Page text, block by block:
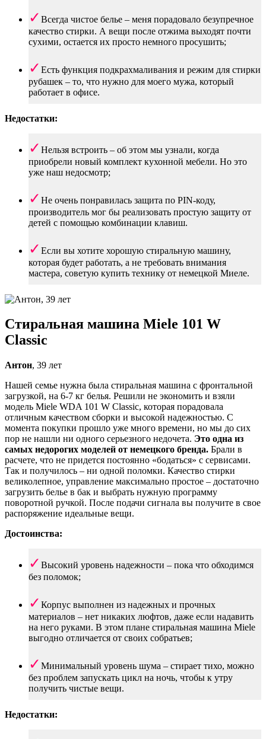
Всегда чистое белье – меня порадовало безупречное
качество стирки. А вещи после отжима выходят почти
сухими, остается их просто немного просушить;
Есть функция подкрахмаливания и режим для стирки
рубашек – то, что нужно для моего мужа, который
работает в офисе.
Недостатки:
Нельзя встроить – об этом мы узнали, когда
приобрели новый комплект кухонной мебели. Но это
уже наш недосмотр;
Не очень понравилась защита по PIN-коду,
производитель мог бы реализовать простую защиту от
детей с помощью комбинации клавиш.
Если вы хотите хорошую стиральную машину,
которая будет работать, а не требовать внимания
мастера, советую купить технику от немецкой Миеле.
Стиральная машина Miele 101 W
Classic
Антон, 39 лет
Нашей семье нужна была стиральная машина с фронтальной
загрузкой, на 6-7 кг белья. Решили не экономить и взяли
модель Miele WDA 101 W Classic, которая порадовала
отличным качеством сборки и высокой надежностью. С
момента покупки прошло уже много времени, но мы до сих
пор не нашли ни одного серьезного недочета. Это одна из
самых недорогих моделей от немецкого бренда. Брали в
расчете, что не придется постоянно «бодаться» с сервисами.
Так и получилось – ни одной поломки. Качество стирки
великолепное, управление максимально простое – достаточно
загрузить белье в бак и выбрать нужную программу
поворотной ручкой. После подачи сигнала вы получите в свое
распоряжение идеальные вещи.
Достоинства:
Высокий уровень надежности – пока что обходимся
без поломок;
Корпус выполнен из надежных и прочных
материалов – нет никаких люфтов, даже если надавить
на него руками. В этом плане стиральная машина Miele
выгодно отличается от своих собратьев;
Минимальный уровень шума – стирает тихо, можно
без проблем запускать цикл на ночь, чтобы к утру
получить чистые вещи.
Недостатки: